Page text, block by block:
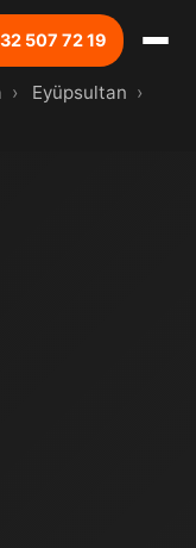
507 72 19
› Eyüpsultan ›